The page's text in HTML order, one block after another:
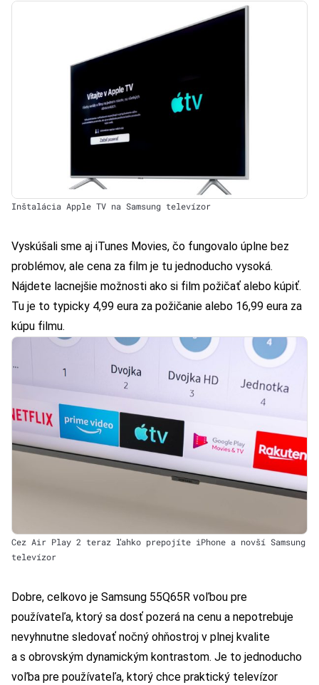
Inštalácia Apple TV na Samsung televízor
Vyskúšali sme aj iTunes Movies, čo fungovalo úplne bez
problémov, ale cena za film je tu jednoducho vysoká.
Nájdete lacnejšie možnosti ako si film požičať alebo kúpiť.
Tu je to typicky 4,99 eura za požičanie alebo 16,99 eura za
kúpu filmu.
Cez Air Play 2 teraz ľahko prepojíte iPhone a novší Samsung
televízor
Dobre, celkovo je Samsung 55Q65R voľbou pre
používateľa, ktorý sa dosť pozerá na cenu a nepotrebuje
nevyhnutne sledovať nočný ohňostroj v plnej kvalite
a s obrovským dynamickým kontrastom. Je to jednoducho
voľba pre používateľa, ktorý chce praktický televízor